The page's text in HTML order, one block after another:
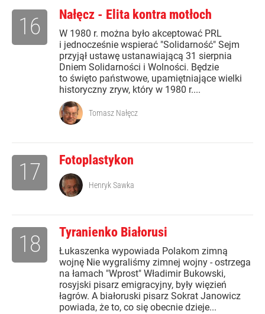
Nałęcz - Elita kontra motłoch
W 1980 r. można było akceptować PRL
i jednocześnie wspierać "Solidarność" Sejm
przyjął ustawę ustanawiającą 31 sierpnia
Dniem Solidarności i Wolności. Będzie
to święto państwowe, upamiętniające wielki
historyczny zryw, który w 1980 r....
16
Tomasz Nałęcz
Fotoplastykon
17 Henryk Sawka
Tyranienko Białorusi
Łukaszenka wypowiada Polakom zimną
wojnę Nie wygraliśmy zimnej wojny - ostrzega
na łamach "Wprost" Władimir Bukowski,
rosyjski pisarz emigracyjny, były więzień
łagrów. A białoruski pisarz Sokrat Janowicz
powiada, że to, co się obecnie dzieje...
18